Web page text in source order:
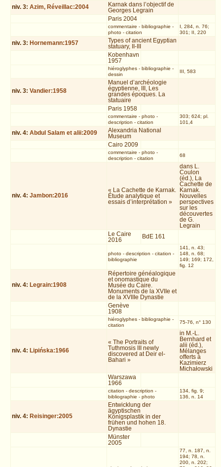
niv. 3:Azim, Réveillac:2004
Karnak dans l’objectif de
Georges Legrain
Paris 2004
commentaire - bibliographie -
photo- citation
I, 284, n. 76;
301; II, 220
niv. 3: Hornemann:1957
Types of ancient Egyptian
statuary, II-III
Kobenhavn
1957
hiéroglyphes- bibliographie -
dessin
III, 583
niv. 3:Vandier:1958
Manuel d’archéologie
égyptienne, III, Les
grandes époques. La
statuaire
Paris 1958
commentaire - photo-
description - citation
303; 624; pl.
101,4
niv. 4:Abdul Salam et alii:2009
Alexandria National
Museum
Cairo 2009
commentaire - photo-
description - citation
68
niv. 4:Jambon:2016
« La Cachette de Karnak.
Étude analytique et
essais d’interprétation »
dans L.
Coulon
(éd.), La
Cachette de
Karnak.
Nouvelles
perspectives
sur les
découvertes
de G.
Legrain
Le Caire
2016
BdE 161
photo- description - citation -
bibliographie
141, n. 43;
148, n. 68;
149; 169; 172,
fig. 12
niv. 4: Legrain:1908
Répertoire généalogique
et onomastique du
Musée du Caire.
Monuments de la XVIIe et
de la XVIIIe Dynastie
Genève
1908
hiéroglyphes- bibliographie -
citation
75-76, n° 130
niv. 4: Lipińska:1966
« The Portraits of
Tuthmosis III newly
discovered at Deir el-
Bahari »
in M.-L.
Bernhard et
alii (éd.),
Mélanges
offerts à
Kazimierz
Michałowski
Warszawa
1966
citation - description -
bibliographie - photo
134, fig. 9;
136, n. 14
niv. 4: Reisinger:2005
Entwicklung der
ägyptischen
Königsplastik in der
frühen und hohen 18.
Dynastie
Münster
2005
77, n. 187, n.
194; 78, n.
200, n. 202;